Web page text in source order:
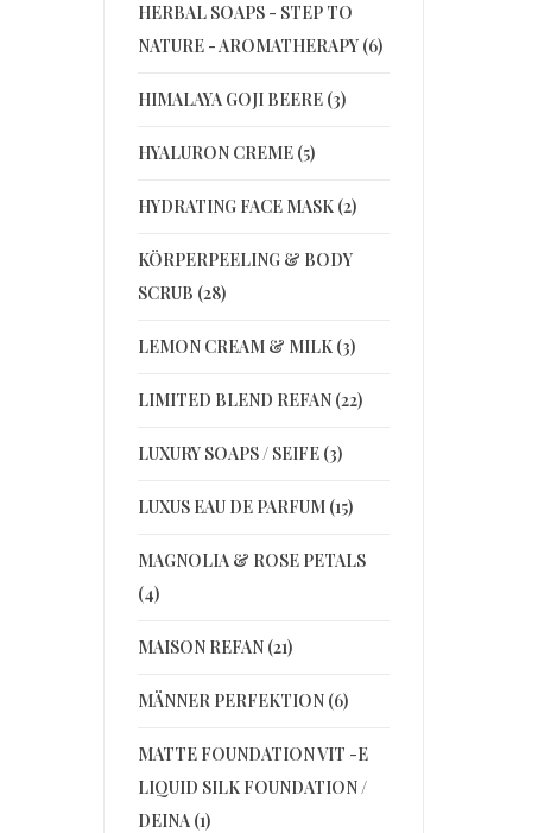
HERBAL SOAPS - STEP TO
NATURE - AROMATHERAPY (6)
HIMALAYA GOJI BEERE (3)
HYALURON CREME (5)
HYDRATING FACE MASK (2)
KÖRPERPEELING & BODY
SCRUB (28)
LEMON CREAM & MILK (3)
LIMITED BLEND REFAN (22)
LUXURY SOAPS / SEIFE (3)
LUXUS EAU DE PARFUM (15)
MAGNOLIA & ROSE PETALS
(4)
MAISON REFAN (21)
MÄNNER PERFEKTION (6)
MATTE FOUNDATION VIT -E
LIQUID SILK FOUNDATION /
DEINA (1)